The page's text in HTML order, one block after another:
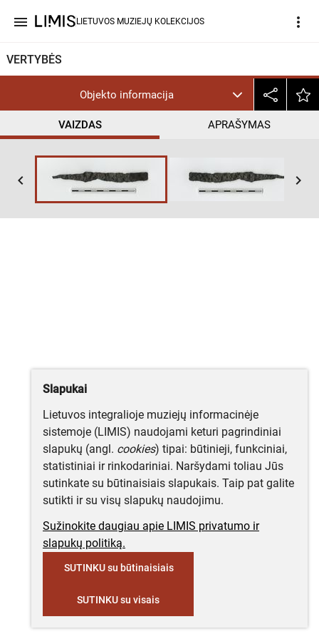
menu LIETUVOS MUZIEJŲ KOLEKCIJOS more_vert
VERTYBĖS
Objekto informacija
VAIZDAS APRAŠYMAS
keyboard_arrow_left keyboard_arrow_right
Slapukai
Lietuvos integralioje muziejų informacinėje
sistemoje (LIMIS) naudojami keturi pagrindiniai
slapukų (angl. cookies) tipai: būtinieji, funkciniai,
statistiniai ir rinkodariniai. Naršydami toliau Jūs
sutinkate su būtinaisiais slapukais. Taip pat galite
sutikti ir su visų slapukų naudojimu.
Sužinokite daugiau apie LIMIS privatumo ir
slapukų politiką.
SUTINKU su būtinaisiais
SUTINKU su visais